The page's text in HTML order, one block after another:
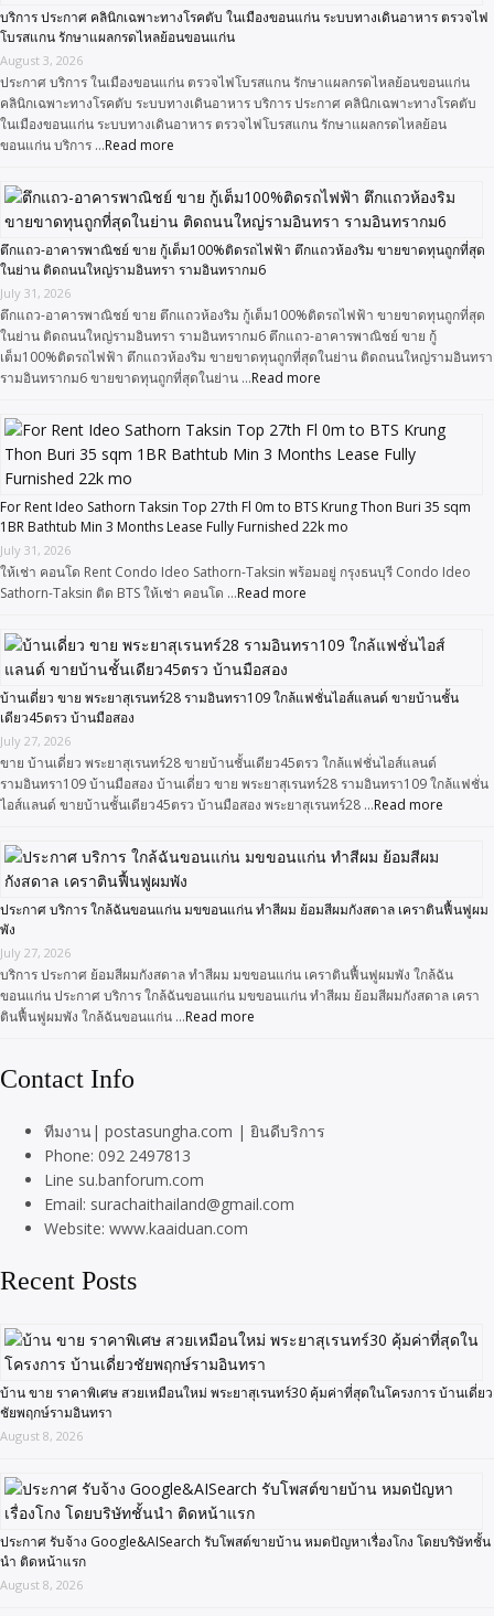
บริการ ประกาศ คลินิกเฉพาะทางโรคตับ ในเมืองขอนแก่น ระบบทางเดินอาหาร ตรวจไฟ
โบรสแกน รักษาแผลกรดไหลย้อนขอนแก่น
August 3, 2026
ประกาศ บริการ ในเมืองขอนแก่น ตรวจไฟโบรสแกน รักษาแผลกรดไหลย้อนขอนแก่น
คลินิกเฉพาะทางโรคตับ ระบบทางเดินอาหาร บริการ ประกาศ คลินิกเฉพาะทางโรคตับ
ในเมืองขอนแก่น ระบบทางเดินอาหาร ตรวจไฟโบรสแกน รักษาแผลกรดไหลย้อน
ขอนแก่น บริการ …Read more
ตึกแถว-อาคารพาณิชย์ ขาย กู้เต็ม100%ติดรถไฟฟ้า ตึกแถวห้องริม ขายขาดทุนถูกที่สุด
ในย่าน ติดถนนใหญ่รามอินทรา รามอินทรากม6
July 31, 2026
ตึกแถว-อาคารพาณิชย์ ขาย ตึกแถวห้องริม กู้เต็ม100%ติดรถไฟฟ้า ขายขาดทุนถูกที่สุด
ในย่าน ติดถนนใหญ่รามอินทรา รามอินทรากม6 ตึกแถว-อาคารพาณิชย์ ขาย กู้
เต็ม100%ติดรถไฟฟ้า ตึกแถวห้องริม ขายขาดทุนถูกที่สุดในย่าน ติดถนนใหญ่รามอินทรา
รามอินทรากม6 ขายขาดทุนถูกที่สุดในย่าน …Read more
For Rent Ideo Sathorn Taksin Top 27th Fl 0m to BTS Krung Thon Buri 35 sqm
1BR Bathtub Min 3 Months Lease Fully Furnished 22k mo
July 31, 2026
ให้เช่า คอนโด Rent Condo Ideo Sathorn-Taksin พร้อมอยู่ กรุงธนบุรี Condo Ideo
Sathorn-Taksin ติด BTS ให้เช่า คอนโด …Read more
บ้านเดี่ยว ขาย พระยาสุเรนทร์28 รามอินทรา109 ใกล้แฟชั่นไอส์แลนด์ ขายบ้านชั้น
เดียว45ตรว บ้านมือสอง
July 27, 2026
ขาย บ้านเดี่ยว พระยาสุเรนทร์28 ขายบ้านชั้นเดียว45ตรว ใกล้แฟชั่นไอส์แลนด์
รามอินทรา109 บ้านมือสอง บ้านเดี่ยว ขาย พระยาสุเรนทร์28 รามอินทรา109 ใกล้แฟชั่น
ไอส์แลนด์ ขายบ้านชั้นเดียว45ตรว บ้านมือสอง พระยาสุเรนทร์28 …Read more
ประกาศ บริการ ใกล้ฉันขอนแก่น มขขอนแก่น ทำสีผม ย้อมสีผมกังสดาล เคราตินฟื้นฟูผม
พัง
July 27, 2026
บริการ ประกาศ ย้อมสีผมกังสดาล ทำสีผม มขขอนแก่น เคราตินฟื้นฟูผมพัง ใกล้ฉัน
ขอนแก่น ประกาศ บริการ ใกล้ฉันขอนแก่น มขขอนแก่น ทำสีผม ย้อมสีผมกังสดาล เครา
ตินฟื้นฟูผมพัง ใกล้ฉันขอนแก่น …Read more
Contact Info
ทีมงาน| postasungha.com | ยินดีบริการ
Phone: 092 2497813
Line su.banforum.com
Email: surachaithailand@gmail.com
Website: www.kaaiduan.com
Recent Posts
บ้าน ขาย ราคาพิเศษ สวยเหมือนใหม่ พระยาสุเรนทร์30 คุ้มค่าที่สุดในโครงการ บ้านเดี่ยว
ชัยพฤกษ์รามอินทรา
August 8, 2026
ประกาศ รับจ้าง Google&AISearch รับโพสต์ขายบ้าน หมดปัญหาเรื่องโกง โดยบริษัทชั้น
นำ ติดหน้าแรก
August 8, 2026